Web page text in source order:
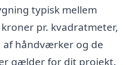
typisk mellem
pr. kvadratmeter,
håndværker og de
gælder for dit projekt.